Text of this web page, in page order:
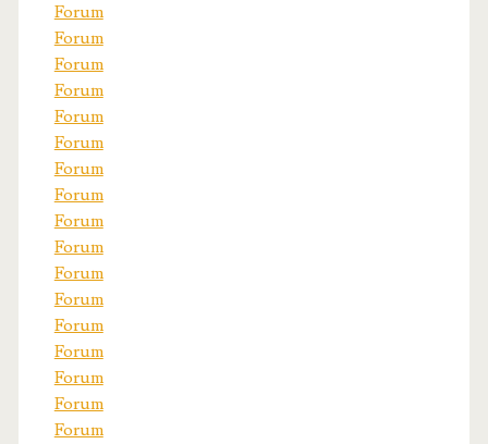
Forum
Forum
Forum
Forum
Forum
Forum
Forum
Forum
Forum
Forum
Forum
Forum
Forum
Forum
Forum
Forum
Forum